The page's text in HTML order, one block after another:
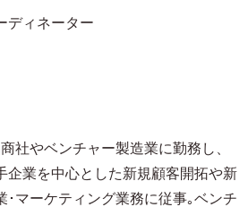
ディネーター
社やベンチャー製造業に勤務し、
企業を中心とした新規顧客開拓や新
･マーケティング業務に従事｡ベンチ